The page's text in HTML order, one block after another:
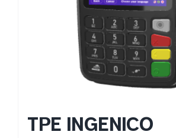
TPE INGENICO